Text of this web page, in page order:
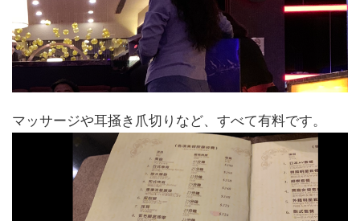
マッサージや耳掻き爪切りなど、すべて有料です。